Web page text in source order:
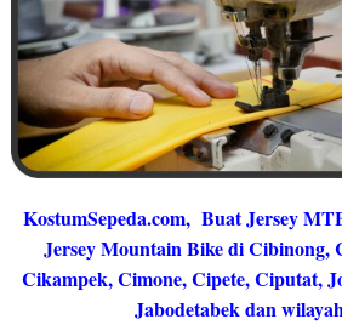
KostumSepeda.com, Buat Jersey
Jersey Mountain Bike di Cibinong,
Cikampek, Cimone, Cipete, Ciputat,
Jabodetabek dan